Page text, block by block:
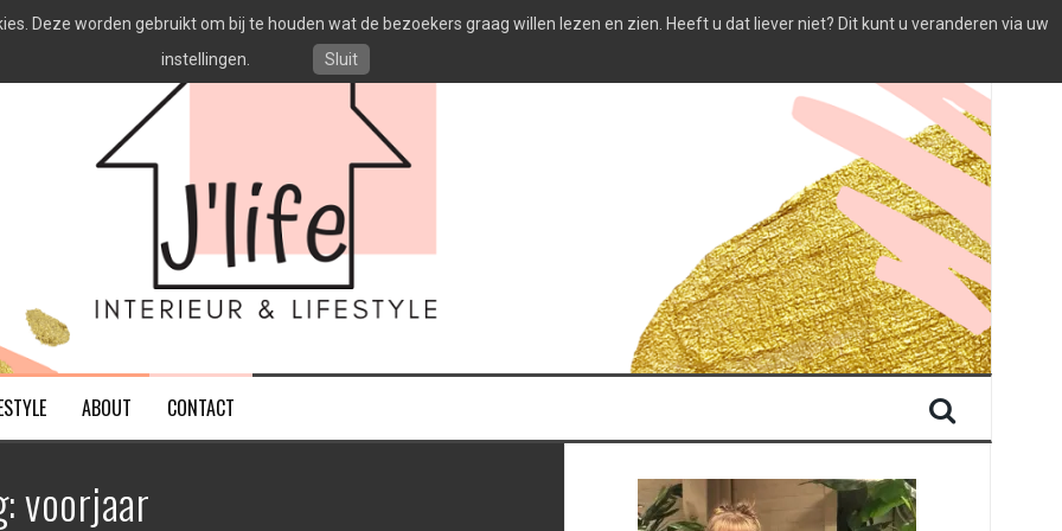
ABOUT CONTACT
voorjaar
Deze worden gebruikt om bij te houden wat de bezoekers graag willen lezen en zien. Heeft u dat liever niet? Dit kunt u veranderen via uw
instellingen.
Sluit